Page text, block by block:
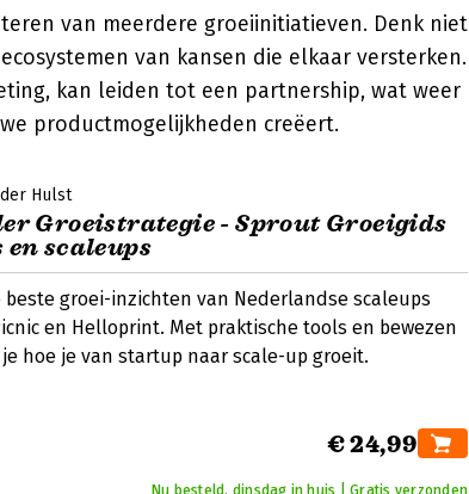
van meerdere groeiinitiatieven. Denk niet
van kansen die elkaar versterken.
kan leiden tot een partnership, wat weer
productmogelijkheden creëert.
Hulst
Groeistrategie - Sprout Groeigids
scaleups
groei-inzichten van Nederlandse scaleups
en Helloprint. Met praktische tools en bewezen
hoe je van startup naar scale-up groeit.
€ 24,99
Nu besteld, dinsdag in huis | Gratis verzonden